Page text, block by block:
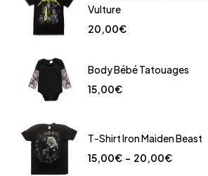
Vulture
20,00€
Body Bébé Tatouages
15,00€
T-Shirt Iron Maiden Beast
15,00€ – 20,00€